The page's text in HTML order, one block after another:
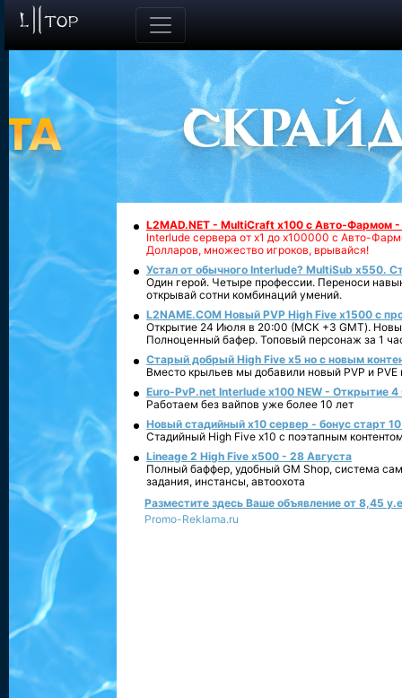
L2MAD.NET - MultiCraft x100 с Авто-Фармом
Interlude сервера от х1 до х100000 с Авто-
Долларов, множество игроков, врывайся!
Устал от обычного Interlude? MultiSub x550.
Один герой. Четыре профессии. Переноси
открывай сотни комбинаций умений.
L2NAME.COM Новый PVP High Five x1500 с
Открытие 24 Июля в 20:00 (МСК +3 GMT).
Полноценный бафер. Топовый персонаж за 1
Старый добрый High Five x5 но с новым
Вместо крыльев мы добавили новый PVP и PVE
Euro-PvP.net Interlude х100 NEW - Открытие 4
Работаем без вайпов уже более 10 лет
Новый стадийный х10 сервер - бонус старт
Стадийный High Five x10 с поэтапным
Lineage 2 High Five x500 - 28 Августа
Полный баффер, удобный GM Shop, система
задания, инстансы, автоохота
Разместите здесь Ваше объявление от 8,45
Promo-Reklama.ru